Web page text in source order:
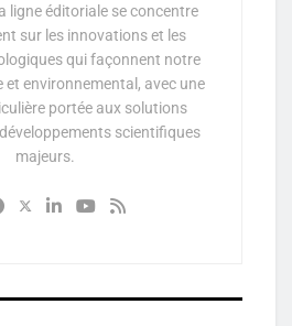
ligne éditoriale se concentre
sur les innovations et les
qui façonnent notre
environnemental, avec une
portée aux solutions
scientifiques
majeurs.